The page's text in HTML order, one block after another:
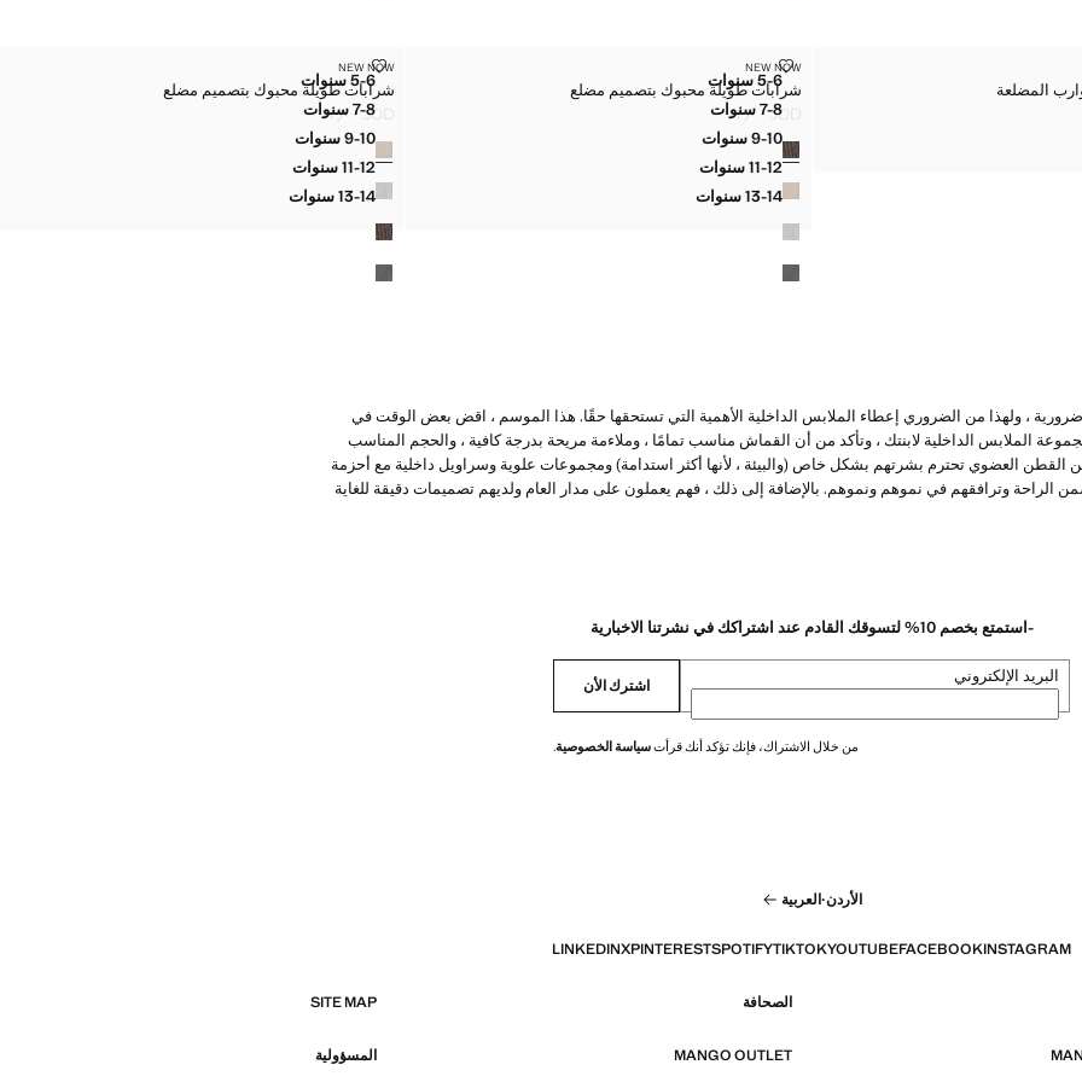
المقاسات
5-6 سنوات شرابات طويلة محبوك بتصميم مضلع
7-8 سنوات شرابات طويلة محبوك بتصميم مضلع
9-10 سنوات شرابات طويلة محبوك بتصميم مضلع
11-12 سنوات شرابات طويلة محبوك بتصميم مضلع
13-14 سنوات شرابات طويلة محبوك بتصميم مضلع
NEW NOW
شرابات طويلة محبوك بتصميم مضلع
شرابات طويلة محبوك بتصميم مضلع
السعر الحالي [JOD ١٢٫٠٠ ]
JOD ١٢٫٠٠
الألوان
المقاسات
5-6 سنوات شرابات طويلة محبوك بتصميم مضلع
7-8 سنوات شرابات طويلة محبوك بتصميم مضلع
9-10 سنوات شرابات طويلة محبوك بتصميم مضلع
11-12 سنوات شرابات طويلة محبوك بتصميم مضلع
13-14 سنوات شرابات طويلة محبوك بتصميم مضلع
NEW NOW
شرابات طويلة محبوك بتصميم مضلع
شرابات طويلة محبوك بتصميم مضلع
السعر الحالي [JOD ١٢٫٠٠ ]
JOD ١٢٫٠٠
الألوان
، ولهذا من الضروري إعطاء الملابس الداخلية الأهمية التي تستحقها حقًا. هذا الموسم ، اقض بعض الوقت في
الملابس الداخلية لابنتك ، وتأكد من أن القماش مناسب تمامًا ، وملاءمة مريحة بدرجة كافية ، والحجم المناسب
العضوي تحترم بشرتهم بشكل خاص (والبيئة ، لأنها أكثر استدامة) ومجموعات علوية وسراويل داخلية مع أحزمة
الراحة وترافقهم في نموهم ونموهم. بالإضافة إلى ذلك ، فهم يعملون على مدار العام ولديهم تصميمات دقيقة للغاية
-استمتع بخصم 10% لتسوقك القادم عند اشتراكك في نشرتنا الاخبارية
البريد الإلكتروني اشترك الأن
من خلال الاشتراك، فإنك تؤكد أنك قرأتسياسة الخصوصية.
الأردن·العربية
INSTAGRAM
FACEBOOK
YOUTUBE
TIKTOK
SPOTIFY
PINTEREST
X
LINKEDIN
الصحافة SITE MAP
MANGO OUTLET المسؤولية